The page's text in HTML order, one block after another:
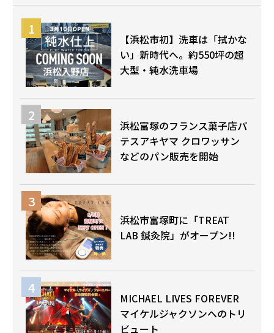
【浜松市初】洗車は「拭かな
い」新時代へ。約550坪の超
大型・純水洗車場
浜松富塚のフランス菓子店パ
テスアキヤマ クロワッサン
などのパン販売を開始
浜松市富塚町に「TREAT
LAB 鍼灸院」がオープン!!
MICHAEL LIVES FOREVER
マイケルジャクソンへのトリ
ビュート